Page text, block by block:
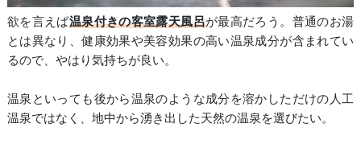
欲を言えば温泉付きの客室露天風呂が最高だろう。普通のお湯
とは異なり、健康効果や美容効果の高い温泉成分が含まれてい
るので、やはり気持ちが良い。
温泉といっても後から温泉のような成分を溶かしただけの人工
温泉ではなく、地中から湧き出した天然の温泉を選びたい。